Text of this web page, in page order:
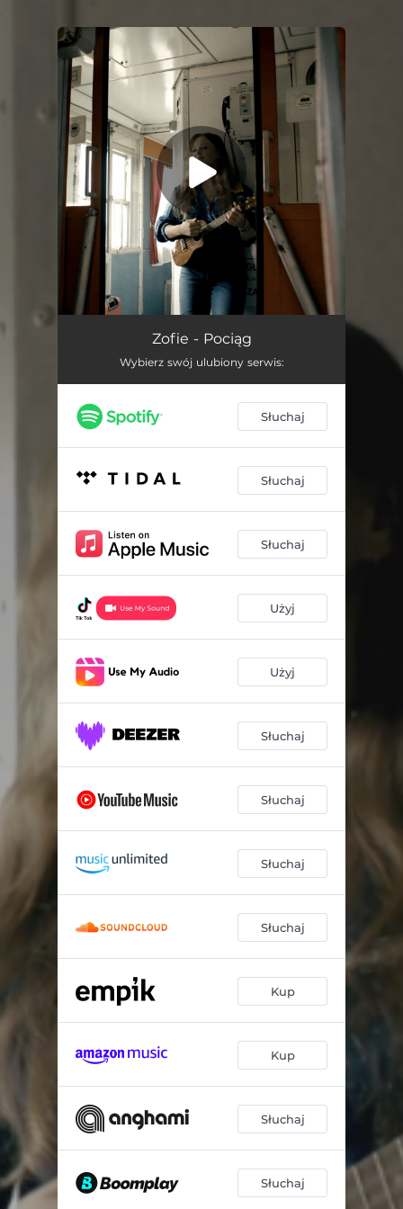
You're all set!
Zofie - Pociąg
Wybierz swój ulubiony serwis:
Słuchaj
Słuchaj
Słuchaj
Użyj
Użyj
Słuchaj
Słuchaj
Słuchaj
Słuchaj
Kup
Kup
Słuchaj
Słuchaj